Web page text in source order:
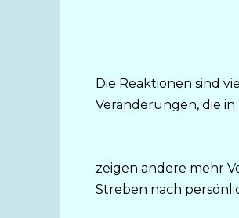
Die Reaktionen sind
Veränderungen, die
zeigen andere mehr
Streben nach